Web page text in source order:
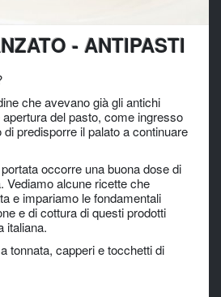
- ANTIPASTI
che avevano già gli antichi
del pasto, come ingresso
predisporre il palato a continuare
occorre una buona dose di
Vediamo alcune ricette che
e impariamo le fondamentali
e di cottura di questi prodotti
italiana.
tonnata, capperi e tocchetti di